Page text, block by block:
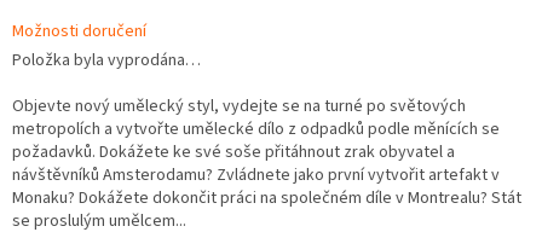
Možnosti doručení
Položka byla vyprodána…
Objevte nový umělecký styl, vydejte se na turné po světových
metropolích a vytvořte umělecké dílo z odpadků podle měnících se
požadavků. Dokážete ke své soše přitáhnout zrak obyvatel a
návštěvníků Amsterodamu? Zvládnete jako první vytvořit artefakt v
Monaku? Dokážete dokončit práci na společném díle v Montrealu? Stát
se proslulým umělcem...